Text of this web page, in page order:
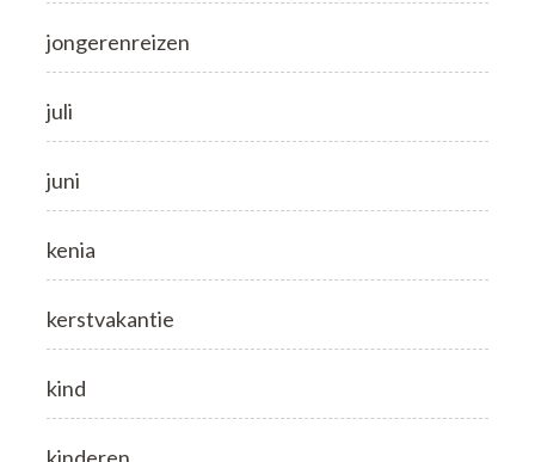
jongerenreizen
juli
juni
kenia
kerstvakantie
kind